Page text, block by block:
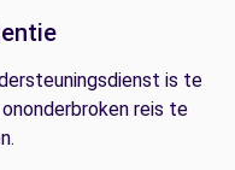
is te
reis te